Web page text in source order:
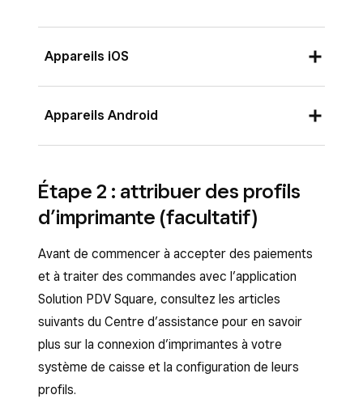
Appareils iOS
iOS 16 ou une version ultérieure. Télécharger
l’application Solution PDV Square :
et recherchezSolution PDV Square.
Appuyez sur Obtenirpour télécharger
l’application.
Connectez-vous avec l’adresse e-mail et le
mot de passe de votre compte Square ou
créez un compte.
Appareils Android
fonctionnant sous AndroidOS 7 ou une version
ultérieure. Télécharger l’application
Solution PDV Square :
Ouvrez le Google Play Store et recherchez
Solution PDV Square .
Appuyez sur
Connectez-vous avec l’adresse e-mail et le
mot de passe de votre compte Square ou
Étape 2 : attribuer des profils
d’imprimante (facultatif)
Avant de commencer à accepter des paiements
et à traiter des commandes avec l’application
Solution PDV Square, consultez les articles
suivants du Centre d’assistance pour en savoir
plus sur la connexion d’imprimantes à votre
système de caisse et la configuration de leurs
profils.